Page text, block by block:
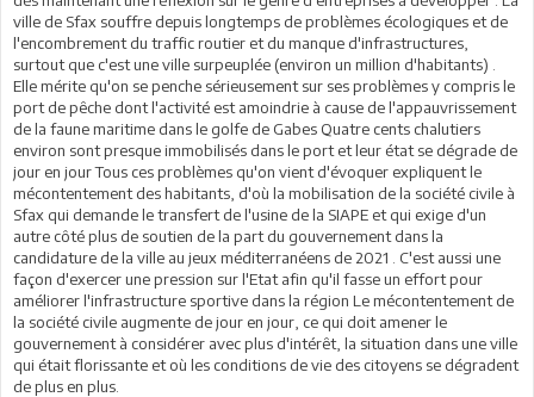
ville de Sfax souffre depuis longtemps de problèmes écologiques et de
l'encombrement du traffic routier et du manque d'infrastructures,
surtout que c'est une ville surpeuplée (environ un million d'habitants) .
Elle mérite qu'on se penche sérieusement sur ses problèmes y compris le
port de pêche dont l'activité est amoindrie à cause de l'appauvrissement
de la faune maritime dans le golfe de Gabes Quatre cents chalutiers
environ sont presque immobilisés dans le port et leur état se dégrade de
jour en jour Tous ces problèmes qu'on vient d'évoquer expliquent le
mécontentement des habitants, d'où la mobilisation de la société civile à
Sfax qui demande le transfert de l'usine de la SIAPE et qui exige d'un
autre côté plus de soutien de la part du gouvernement dans la
candidature de la ville au jeux méditerranéens de 2021 . C'est aussi une
façon d'exercer une pression sur l'Etat afin qu'il fasse un effort pour
améliorer l'infrastructure sportive dans la région Le mécontentement de
la société civile augmente de jour en jour, ce qui doit amener le
gouvernement à considérer avec plus d'intérêt, la situation dans une ville
qui était florissante et où les conditions de vie des citoyens se dégradent
de plus en plus.